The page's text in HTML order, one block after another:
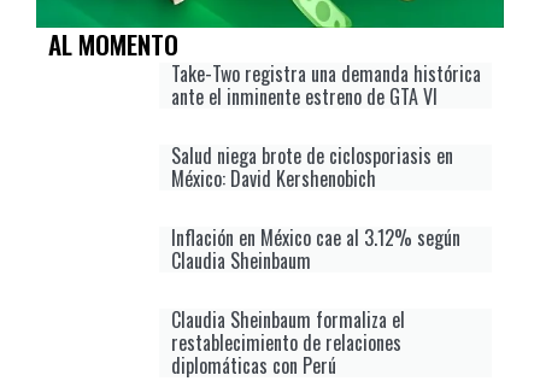
AL MOMENTO
Take-Two registra una demanda histórica
ante el inminente estreno de GTA VI
Salud niega brote de ciclosporiasis en
México: David Kershenobich
Inflación en México cae al 3.12% según
Claudia Sheinbaum
Claudia Sheinbaum formaliza el
restablecimiento de relaciones
diplomáticas con Perú